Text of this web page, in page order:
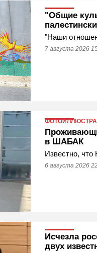
"Общие
"Наши
7 августа 2026
в ШАБАК
Известно, что
6 августа 2026
Исчезла
двух